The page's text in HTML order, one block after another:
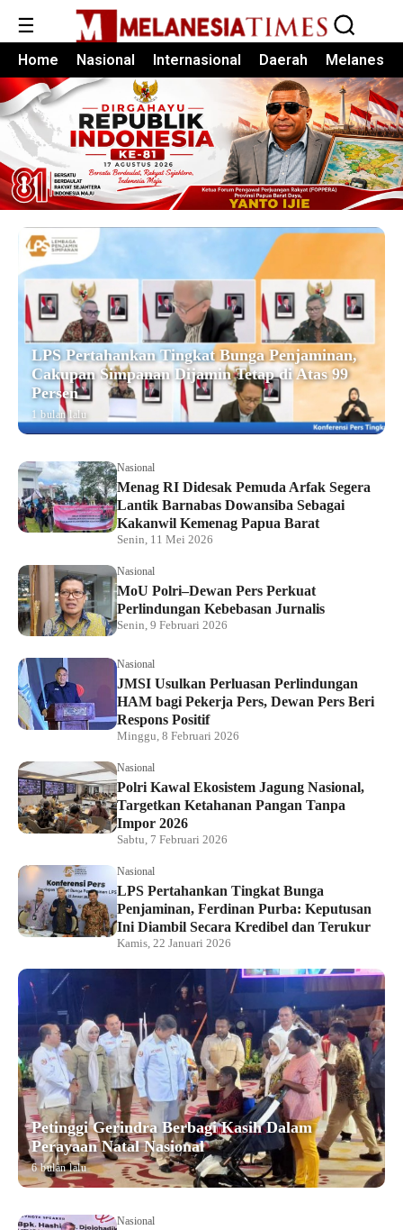
☰
Home Nasional Internasional Daerah Melanesia
LPS Pertahankan Tingkat Bunga Penjaminan,
Cakupan Simpanan Dijamin Tetap di Atas 99
Persen
1 bulan lalu
Nasional
Menag RI Didesak Pemuda Arfak Segera
Lantik Barnabas Dowansiba Sebagai
Kakanwil Kemenag Papua Barat
Senin, 11 Mei 2026
Nasional
MoU Polri–Dewan Pers Perkuat
Perlindungan Kebebasan Jurnalis
Senin, 9 Februari 2026
Nasional
JMSI Usulkan Perluasan Perlindungan
HAM bagi Pekerja Pers, Dewan Pers Beri
Respons Positif
Minggu, 8 Februari 2026
Nasional
Polri Kawal Ekosistem Jagung Nasional,
Targetkan Ketahanan Pangan Tanpa
Impor 2026
Sabtu, 7 Februari 2026
Nasional
LPS Pertahankan Tingkat Bunga
Penjaminan, Ferdinan Purba: Keputusan
Ini Diambil Secara Kredibel dan Terukur
Kamis, 22 Januari 2026
Petinggi Gerindra Berbagi Kasih Dalam
Perayaan Natal Nasional
6 bulan lalu
Nasional